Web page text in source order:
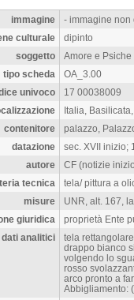
immagine
- immagine non
culturale
dipinto
soggetto
Amore e Psiche
tipo scheda
OA_3.00
univoco
17 00038009
Italia,
contenitore
palazzo,
datazione
sec. XVII inizio;
autore
CF (notizie
tecnica
tela/ pittura a
misure
UNR, alt. 167,
giuridica
proprietà Ente
dati analitici
tela
drappo bianco
volgendo lo
rosso
arco pronto a
Abbigliamento: